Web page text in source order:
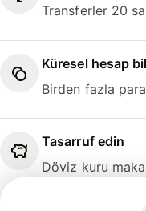
Transferler 20
Küresel hesap
Birden fazla
Tasarruf edin
Döviz kuru